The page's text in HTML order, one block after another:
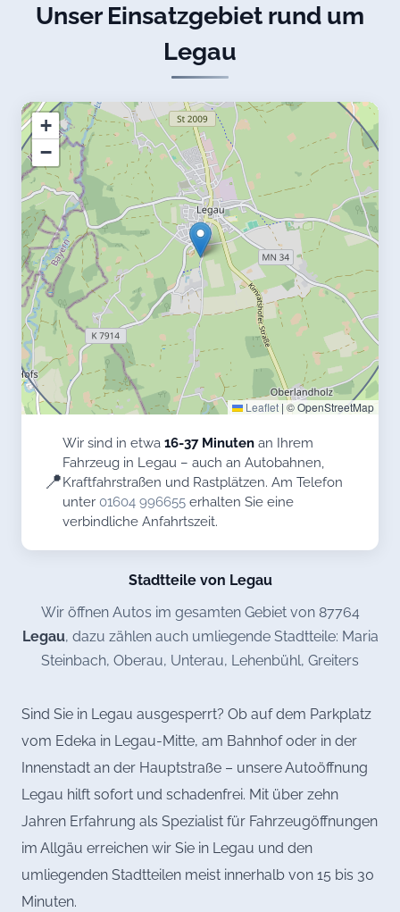
Unser Einsatzgebiet rund um
Legau
+
−
Leaflet | © OpenStreetMap
📍
Wir sind in etwa 16-37 Minuten an Ihrem
Fahrzeug in Legau – auch an Autobahnen,
Kraftfahrstraßen und Rastplätzen. Am Telefon
unter 01604 996655 erhalten Sie eine
verbindliche Anfahrtszeit.
Stadtteile von Legau
Wir öffnen Autos im gesamten Gebiet von 87764
Legau, dazu zählen auch umliegende Stadtteile: Maria
Steinbach, Oberau, Unterau, Lehenbühl, Greiters
Sind Sie in Legau ausgesperrt? Ob auf dem Parkplatz
vom Edeka in Legau-Mitte, am Bahnhof oder in der
Innenstadt an der Hauptstraße – unsere Autoöffnung
Legau hilft sofort und schadenfrei. Mit über zehn
Jahren Erfahrung als Spezialist für Fahrzeugöffnungen
im Allgäu erreichen wir Sie in Legau und den
umliegenden Stadtteilen meist innerhalb von 15 bis 30
Minuten.